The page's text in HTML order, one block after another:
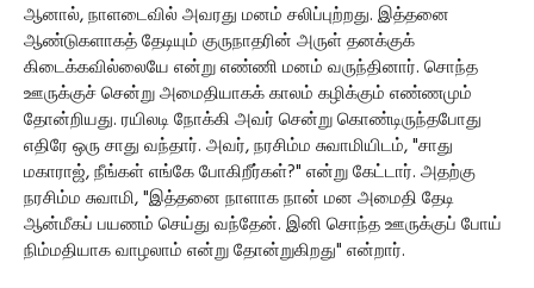
ஆனால், நாளடைவில் அவரது மனம் சலிப்புற்றது. இத்தனை
ஆண்டுகளாகத் தேடியும் குருநாதரின் அருள் தனக்குக்
கிடைக்கவில்லையே என்று எண்ணி மனம் வருந்தினார். சொந்த
ஊருக்குச் சென்று அமைதியாகக் காலம் கழிக்கும் எண்ணமும்
தோன்றியது. ரயிலடி நோக்கி அவர் சென்று கொண்டிருந்தபோது
எதிரே ஒரு சாது வந்தார். அவர், நரசிம்ம சுவாமியிடம், "சாது
மகாராஜ், நீங்கள் எங்கே போகிறீர்கள்?" என்று கேட்டார். அதற்கு
நரசிம்ம சுவாமி, "இத்தனை நாளாக நான் மன அமைதி தேடி
ஆன்மீகப் பயணம் செய்து வந்தேன். இனி சொந்த ஊருக்குப் போய்
நிம்மதியாக வாழலாம் என்று தோன்றுகிறது" என்றார்.